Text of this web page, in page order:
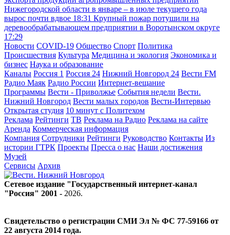
Нижегородской области в январе – в июле текущего года
вырос почти вдвое 18:31 Крупный пожар потушили на
деревообрабатывающем предприятии в Воротынском округе
17:29
Новости COVID-19 Общество Спорт Политика
Происшествия Культура Медицина и экология Экономика и
бизнес Наука и образование
Каналы Россия 1 Россия 24 Нижний Новгород 24 Вести FM
Радио Маяк Радио России Интернет-вещание
Программы Вести - Приволжье События недели Вести.
Нижний Новгород Вести малых городов Вести-Интервью
Открытая студия 10 минут с Политехом
Реклама Рейтинги ТВ Реклама на Радио Реклама на сайте
Аренда Коммерческая информация
Компания Сотрудники Рейтинги Руководство Контакты Из
истории ГТРК Проекты Пресса о нас Наши достижения
Музей
Сервисы Архив
Сетевое издание "Государственный интернет-канал
"Россия" 2001 - 2026.
Свидетельство о регистрации СМИ Эл № ФС 77-59166 от
22 августа 2014 года.